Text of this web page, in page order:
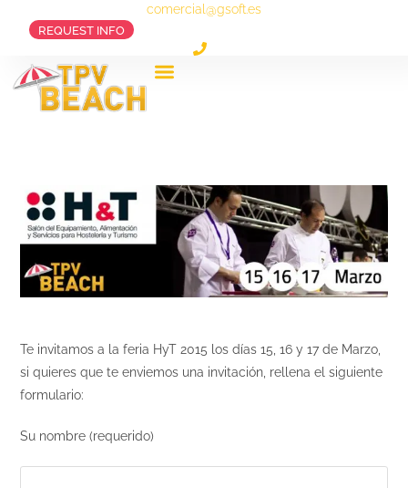
comercial@gsoft.es
REQUEST INFO
Te invitamos a la feria HyT 2015 los días 15, 16 y 17 de Marzo,
si quieres que te enviemos una invitación, rellena el siguiente
formulario:
Su nombre (requerido)